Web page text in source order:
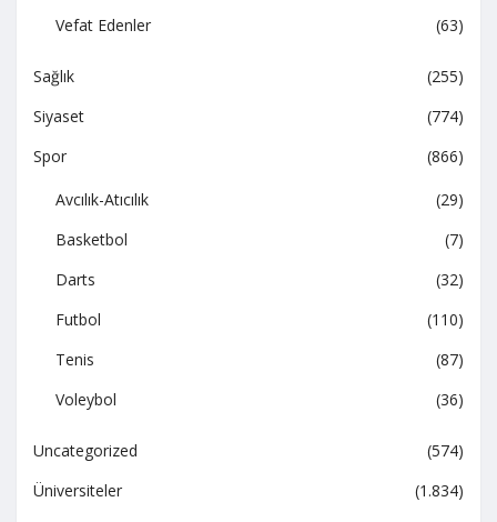
Vefat Edenler
(63)
Sağlık
(255)
Siyaset
(774)
Spor
(866)
Avcılık-Atıcılık
(29)
Basketbol
(7)
Darts
(32)
Futbol
(110)
Tenis
(87)
Voleybol
(36)
Uncategorized
(574)
Üniversiteler
(1.834)